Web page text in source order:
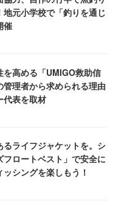
地元小学校で「釣りを通じ
催
を高める「UMIGO救助信
管理者から求められる理由
代表を取材
るライフジャケットを。シ
フロートベスト」で安全に
シングを楽しもう！